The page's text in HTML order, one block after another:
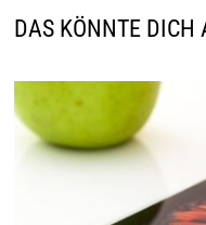
DAS KÖNNTE DICH